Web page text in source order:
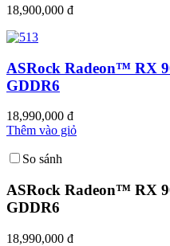
18,900,000 đ
ASRock Radeon™ RX
GDDR6
18,990,000 đ
Thêm vào giỏ
So sánh
ASRock Radeon™ RX
GDDR6
18,990,000 đ